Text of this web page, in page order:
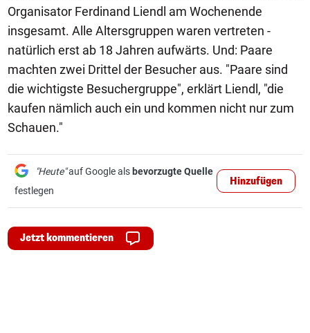
Organisator Ferdinand Liendl am Wochenende
insgesamt. Alle Altersgruppen waren vertreten -
natürlich erst ab 18 Jahren aufwärts. Und: Paare
machten zwei Drittel der Besucher aus. "Paare sind
die wichtigste Besuchergruppe", erklärt Liendl, "die
kaufen nämlich auch ein und kommen nicht nur zum
Schauen."
"Heute"auf Google als bevorzugte Quelle
festlegen
Hinzufügen
Jetzt kommentieren